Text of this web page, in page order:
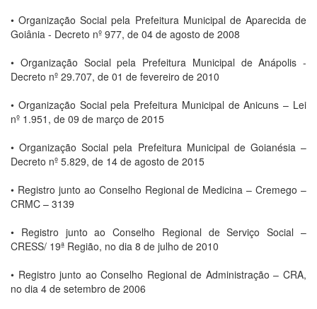
• Organização Social pela Prefeitura Municipal de Aparecida de
Goiânia - Decreto nº 977, de 04 de agosto de 2008
• Organização Social pela Prefeitura Municipal de Anápolis -
Decreto nº 29.707, de 01 de fevereiro de 2010
• Organização Social pela Prefeitura Municipal de Anicuns – Lei
nº 1.951, de 09 de março de 2015
• Organização Social pela Prefeitura Municipal de Goianésia –
Decreto nº 5.829, de 14 de agosto de 2015
• Registro junto ao Conselho Regional de Medicina – Cremego –
CRMC – 3139
• Registro junto ao Conselho Regional de Serviço Social –
CRESS/ 19ª Região, no dia 8 de julho de 2010
• Registro junto ao Conselho Regional de Administração – CRA,
no dia 4 de setembro de 2006